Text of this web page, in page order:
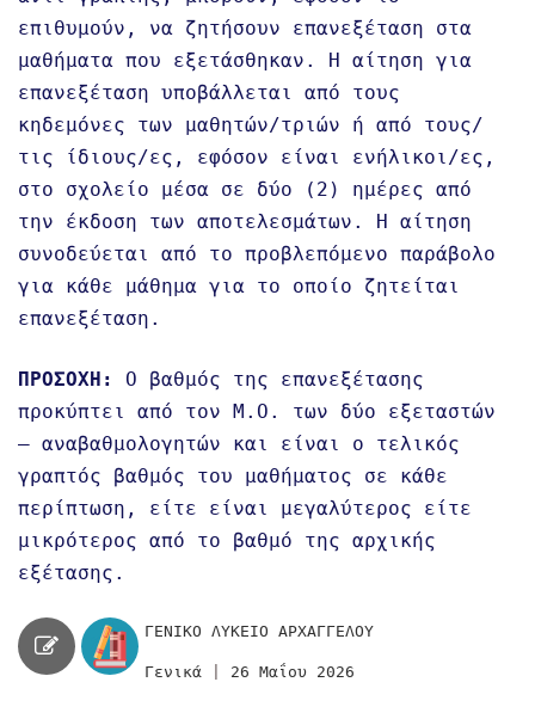
επιθυμούν, να ζητήσουν επανεξέταση στα
μαθήματα που εξετάσθηκαν. Η αίτηση για
επανεξέταση υποβάλλεται από τους
κηδεμόνες των μαθητών/τριών ή από τους/
τις ίδιους/ες, εφόσον είναι ενήλικοι/ες,
στο σχολείο μέσα σε δύο (2) ημέρες από
την έκδοση των αποτελεσμάτων. Η αίτηση
συνοδεύεται από το προβλεπόμενο παράβολο
για κάθε μάθημα για το οποίο ζητείται
επανεξέταση.
ΠΡΟΣΟΧΗ:
Ο βαθμός της επανεξέτασης
προκύπτει από τον Μ.Ο. των δύο εξεταστών
– αναβαθμολογητών και είναι ο τελικός
γραπτός βαθμός του μαθήματος σε κάθε
περίπτωση, είτε είναι μεγαλύτερος είτε
μικρότερος από το βαθμό της αρχικής
εξέτασης.
ΓΕΝΙΚΟ ΛΥΚΕΙΟ ΑΡΧΑΓΓΕΛΟΥ
Γενικά 26 Μαΐου 2026